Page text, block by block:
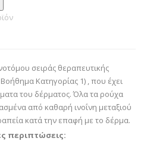
σειράς θεραπευτικής
Κατηγορίας 1) , που έχει
του δέρματος. Όλα τα ρούχα
από καθαρή ινοΐνη μεταξιού
κατά την επαφή με το δέρμα.
περιπτώσεις: